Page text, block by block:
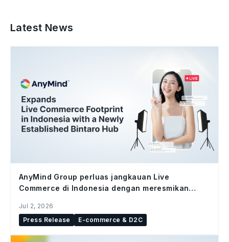
Latest News
AnyMind Group perluas jangkauan Live
Commerce di Indonesia dengan meresmikan
Jul 2, 2026
Press Release
E-commerce & D2C